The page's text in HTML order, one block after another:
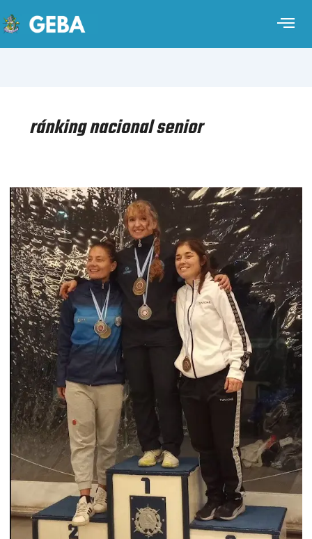
ránking nacional senior
ESGRIMA
–
TERCERA
PRUEBA
DEL
RÁNKING
NACIONAL
CATEGORÍA
MÁSTER